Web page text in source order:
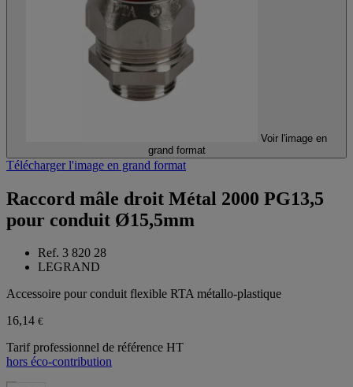
Voir l'image en
grand format
Télécharger l'image en grand format
Raccord mâle droit Métal 2000 PG13,5
pour conduit Ø15,5mm
Ref. 3 820 28
LEGRAND
Accessoire pour conduit flexible RTA métallo-plastique
16,14 €
Tarif professionnel de référence HT
hors éco-contribution